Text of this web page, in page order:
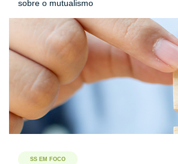
sobre o mutualismo
SS EM FOCO